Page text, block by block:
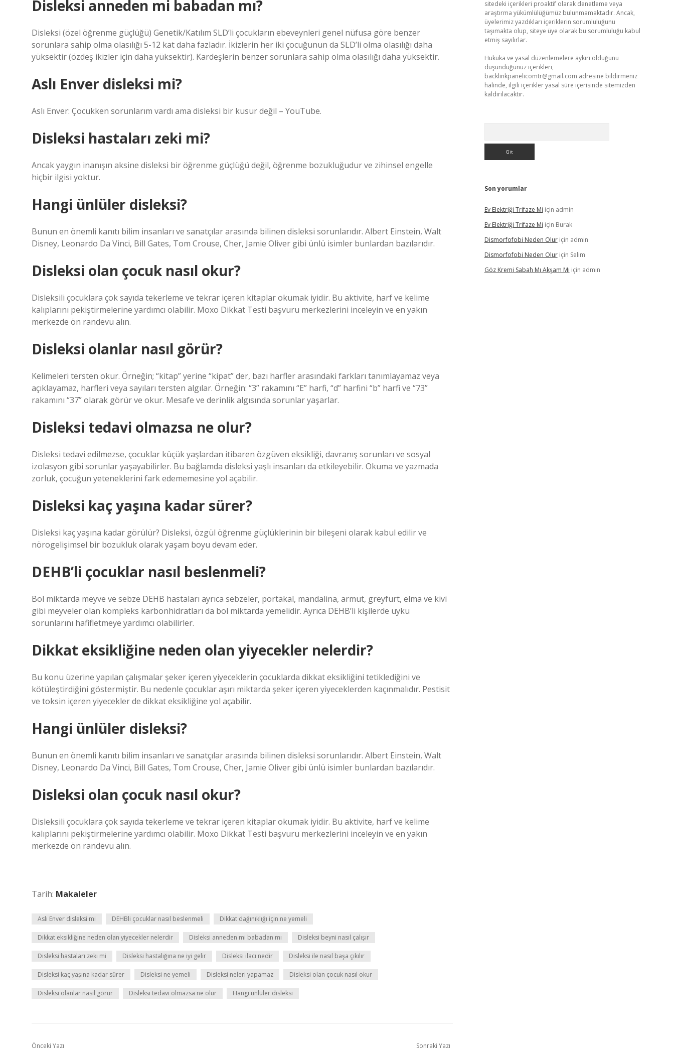
Disleksi anneden mi babadan mı?
Disleksi (özel öğrenme güçlüğü) Genetik/Katılım SLD’li çocukların ebeveynleri genel nüfusa göre benzer
sorunlara sahip olma olasılığı 5-12 kat daha fazladır. İkizlerin her iki çocuğunun da SLD’li olma olasılığı daha
yüksektir (özdeş ikizler için daha yüksektir). Kardeşlerin benzer sorunlara sahip olma olasılığı daha yüksektir.
Aslı Enver disleksi mi?
Aslı Enver: Çocukken sorunlarım vardı ama disleksi bir kusur değil – YouTube.
Disleksi hastaları zeki mi?
Ancak yaygın inanışın aksine disleksi bir öğrenme güçlüğü değil, öğrenme bozukluğudur ve zihinsel engelle
hiçbir ilgisi yoktur.
Hangi ünlüler disleksi?
Bunun en önemli kanıtı bilim insanları ve sanatçılar arasında bilinen disleksi sorunlarıdır. Albert Einstein, Walt
Disney, Leonardo Da Vinci, Bill Gates, Tom Crouse, Cher, Jamie Oliver gibi ünlü isimler bunlardan bazılarıdır.
Disleksi olan çocuk nasıl okur?
Disleksili çocuklara çok sayıda tekerleme ve tekrar içeren kitaplar okumak iyidir. Bu aktivite, harf ve kelime
kalıplarını pekiştirmelerine yardımcı olabilir. Moxo Dikkat Testi başvuru merkezlerini inceleyin ve en yakın
merkezde ön randevu alın.
Disleksi olanlar nasıl görür?
Kelimeleri tersten okur. Örneğin; “kitap” yerine “kipat” der, bazı harfler arasındaki farkları tanımlayamaz veya
açıklayamaz, harfleri veya sayıları tersten algılar. Örneğin: “3” rakamını “E” harfi, “d” harfini “b” harfi ve “73”
rakamını “37” olarak görür ve okur. Mesafe ve derinlik algısında sorunlar yaşarlar.
Disleksi tedavi olmazsa ne olur?
Disleksi tedavi edilmezse, çocuklar küçük yaşlardan itibaren özgüven eksikliği, davranış sorunları ve sosyal
izolasyon gibi sorunlar yaşayabilirler. Bu bağlamda disleksi yaşlı insanları da etkileyebilir. Okuma ve yazmada
zorluk, çocuğun yeteneklerini fark edememesine yol açabilir.
Disleksi kaç yaşına kadar sürer?
Disleksi kaç yaşına kadar görülür? Disleksi, özgül öğrenme güçlüklerinin bir bileşeni olarak kabul edilir ve
nörogelişimsel bir bozukluk olarak yaşam boyu devam eder.
DEHB’li çocuklar nasıl beslenmeli?
Bol miktarda meyve ve sebze DEHB hastaları ayrıca sebzeler, portakal, mandalina, armut, greyfurt, elma ve kivi
gibi meyveler olan kompleks karbonhidratları da bol miktarda yemelidir. Ayrıca DEHB’li kişilerde uyku
sorunlarını hafifletmeye yardımcı olabilirler.
Dikkat eksikliğine neden olan yiyecekler nelerdir?
Bu konu üzerine yapılan çalışmalar şeker içeren yiyeceklerin çocuklarda dikkat eksikliğini tetiklediğini ve
kötüleştirdiğini göstermiştir. Bu nedenle çocuklar aşırı miktarda şeker içeren yiyeceklerden kaçınmalıdır. Pestisit
ve toksin içeren yiyecekler de dikkat eksikliğine yol açabilir.
Hangi ünlüler disleksi?
Bunun en önemli kanıtı bilim insanları ve sanatçılar arasında bilinen disleksi sorunlarıdır. Albert Einstein, Walt
Disney, Leonardo Da Vinci, Bill Gates, Tom Crouse, Cher, Jamie Oliver gibi ünlü isimler bunlardan bazılarıdır.
Disleksi olan çocuk nasıl okur?
Disleksili çocuklara çok sayıda tekerleme ve tekrar içeren kitaplar okumak iyidir. Bu aktivite, harf ve kelime
kalıplarını pekiştirmelerine yardımcı olabilir. Moxo Dikkat Testi başvuru merkezlerini inceleyin ve en yakın
merkezde ön randevu alın.
Tarih: Makaleler
Aslı Enver disleksi mi DEHBli çocuklar nasıl beslenmeli Dikkat dağınıklığı için ne yemeli
Dikkat eksikliğine neden olan yiyecekler nelerdir Disleksi anneden mi babadan mı Disleksi beyni nasıl çalışır
Disleksi hastaları zeki mi Disleksi hastalığına ne iyi gelir Disleksi ilacı nedir Disleksi ile nasıl başa çıkılır
Disleksi kaç yaşına kadar sürer Disleksi ne yemeli Disleksi neleri yapamaz Disleksi olan çocuk nasıl okur
Disleksi olanlar nasıl görür Disleksi tedavi olmazsa ne olur Hangi ünlüler disleksi
Önceki Yazı Sonraki Yazı
sitedeki içerikleri proaktif olarak denetleme veya
araştırma yükümlülüğümüz bulunmamaktadır. Ancak,
üyelerimiz yazdıkları içeriklerin sorumluluğunu
taşımakta olup, siteye üye olarak bu sorumluluğu kabul
etmiş sayılırlar.
Hukuka ve yasal düzenlemelere aykırı olduğunu
düşündüğünüz içerikleri,
backlinkpanelicomtr@gmail.com adresine bildirmeniz
halinde, ilgili içerikler yasal süre içerisinde sitemizden
kaldırılacaktır.
Son yorumlar
Ev Elektriği Trifaze Mi için admin
Ev Elektriği Trifaze Mi için Burak
Dismorfofobi Neden Oluriçin admin
Dismorfofobi Neden Oluriçin Selim
Göz Kremi Sabah Mı Akşam Mı için admin